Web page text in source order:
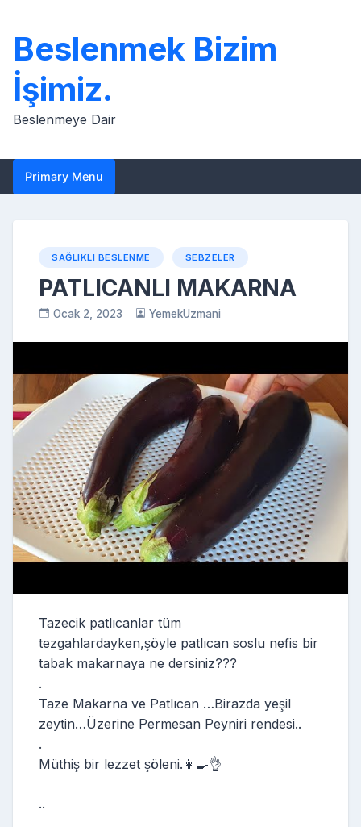
content
Beslenmek Bizim
İşimiz.
Beslenmeye Dair
Primary Menu
SAĞLIKLI BESLENME SEBZELER
PATLICANLI MAKARNA
Ocak 2, 2023 YemekUzmani
Tazecik patlıcanlar tüm
tezgahlardayken,şöyle patlıcan soslu nefis bir
tabak makarnaya ne dersiniz???
.
Taze Makarna ve Patlıcan …Birazda yeşil
zeytin…Üzerine Permesan Peyniri rendesi..
.
Müthiş bir lezzet şöleni.👩‍🍳👌
..